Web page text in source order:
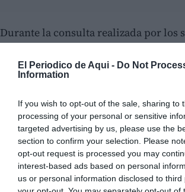
El Periodico de Aqui - Do Not
Information
If you wish to opt-out of the sale, sharing to
processing of your personal or sensitive
targeted advertising by us, please use the
section to confirm your selection. Please
opt-out request is processed you may
interest-based ads based on personal
us or personal information disclosed to
Durante la consulta realizada por los
profesorado mostró sus reticencias a
planteadas por la Administración, al
insuficientes los recursos y el
atender al alumnado con necesidades
Los representantes sindicales han
cualquier acuerdo deberá incorporar
especializado, recursos concretos y